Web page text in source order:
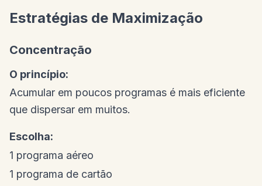
Estratégias de Maximização
Concentração
O princípio:
Acumular em poucos programas é mais eficiente
que dispersar em muitos.
Escolha:
1 programa aéreo
1 programa de cartão